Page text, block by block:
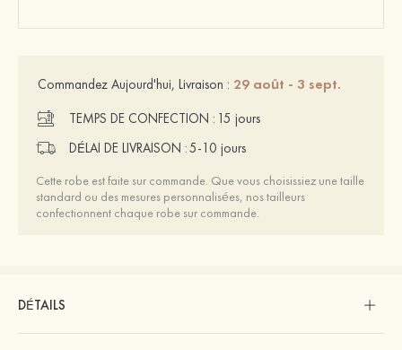
Commandez Aujourd'hui, Livraison : 29 août - 3 sept.
TEMPS DE CONFECTION : 15 jours
DÉLAI DE LIVRAISON :5-10 jours
Cette robe est faite sur commande. Que vous choisissiez une taille
standard ou des mesures personnalisées, nos tailleurs
confectionnent chaque robe sur commande.
DÉTAILS